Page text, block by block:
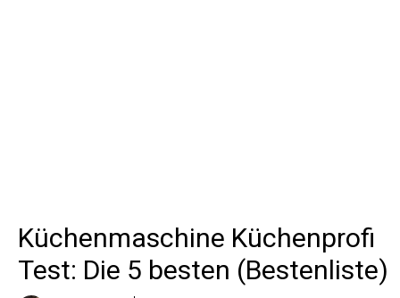
Küchenmaschine Küchenprofi
Test: Die 5 besten (Bestenliste)